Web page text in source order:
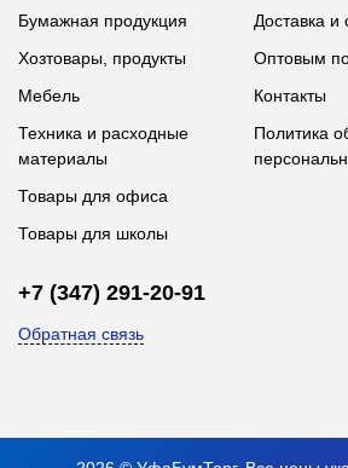
Бумажная продукция
Хозтовары, продукты
Мебель
Техника и расходные
материалы
Товары для офиса
Товары для школы
Доставка и
Оптовым
Контакты
Политика
+7 (347) 291-20-91
Обратная связь